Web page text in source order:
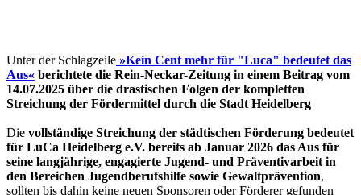
Unter der Schlagzeile »Kein Cent mehr für "Luca" bedeutet das
Aus« berichtete die Rein-Neckar-Zeitung in einem Beitrag vom
14.07.2025 über die drastischen Folgen der kompletten
Streichung der Fördermittel durch die Stadt Heidelberg
Die vollständige Streichung der städtischen Förderung bedeutet
für LuCa Heidelberg e.V. bereits ab Januar 2026 das Aus für
seine langjährige, engagierte Jugend- und Präventivarbeit in
den Bereichen Jugendberufshilfe sowie Gewaltprävention,
sollten bis dahin keine neuen Sponsoren oder Förderer gefunden